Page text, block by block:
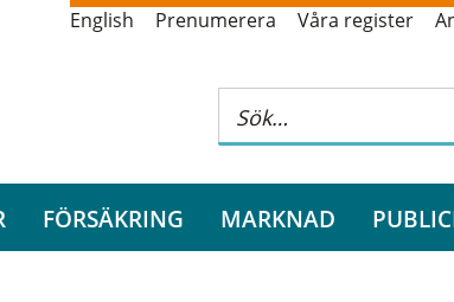
English Prenumerera Våra register
FÖRSÄKRING MARKNAD